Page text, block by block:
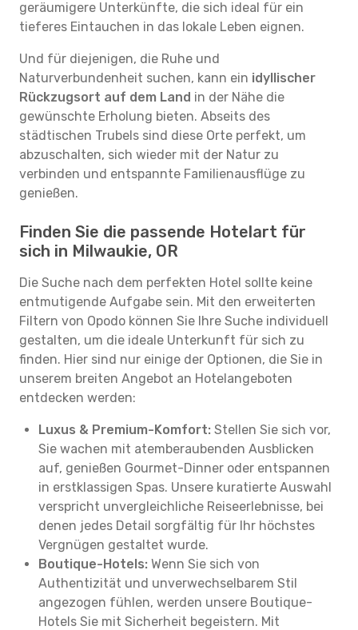
geräumigere Unterkünfte, die sich ideal für ein
tieferes Eintauchen in das lokale Leben eignen.
Und für diejenigen, die Ruhe und
Naturverbundenheit suchen, kann ein idyllischer
Rückzugsort auf dem Land in der Nähe die
gewünschte Erholung bieten. Abseits des
städtischen Trubels sind diese Orte perfekt, um
abzuschalten, sich wieder mit der Natur zu
verbinden und entspannte Familienausflüge zu
genießen.
Finden Sie die passende Hotelart für
sich in Milwaukie, OR
Die Suche nach dem perfekten Hotel sollte keine
entmutigende Aufgabe sein. Mit den erweiterten
Filtern von Opodo können Sie Ihre Suche individuell
gestalten, um die ideale Unterkunft für sich zu
finden. Hier sind nur einige der Optionen, die Sie in
unserem breiten Angebot an Hotelangeboten
entdecken werden:
Luxus & Premium-Komfort: Stellen Sie sich vor,
Sie wachen mit atemberaubenden Ausblicken
auf, genießen Gourmet-Dinner oder entspannen
in erstklassigen Spas. Unsere kuratierte Auswahl
verspricht unvergleichliche Reiseerlebnisse, bei
denen jedes Detail sorgfältig für Ihr höchstes
Vergnügen gestaltet wurde.
Boutique-Hotels: Wenn Sie sich von
Authentizität und unverwechselbarem Stil
angezogen fühlen, werden unsere Boutique-
Hotels Sie mit Sicherheit begeistern. Mit